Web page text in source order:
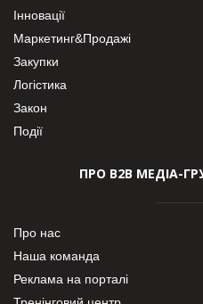
Інновації
Маркетинг&Продажі
Закупки
Логістика
Закон
Події
ПРО В2В МЕДІА-
Про нас
Наша команда
Реклама на порталі